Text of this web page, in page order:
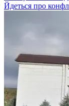
Йдеться про